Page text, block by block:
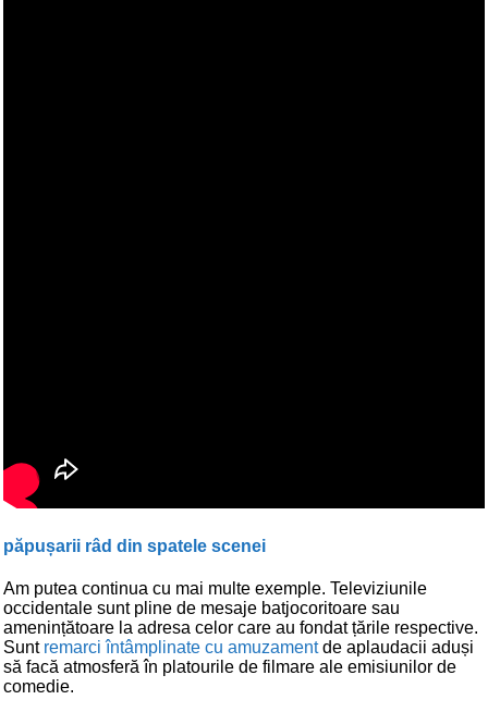
păpușarii râd din spatele scenei
Am putea continua cu mai multe exemple. Televiziunile
occidentale sunt pline de mesaje batjocoritoare sau
amenințătoare la adresa celor care au fondat țările respective.
Sunt remarci întâmplinate cu amuzamentde aplaudacii aduși
să facă atmosferă în platourile de filmare ale emisiunilor de
comedie.